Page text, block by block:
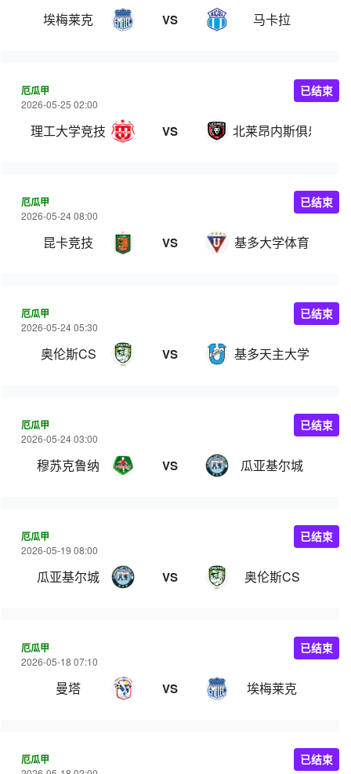
埃梅莱克 VS 马卡拉
厄瓜甲
2026-05-25 02:00
理工大学竞技 VS 北莱昂内斯俱乐部
已结束
厄瓜甲
2026-05-24 08:00
昆卡竞技 VS 基多大学体育
已结束
厄瓜甲
2026-05-24 05:30
奥伦斯CS VS 基多天主大学
已结束
厄瓜甲
2026-05-24 03:00
穆苏克鲁纳 VS 瓜亚基尔城
已结束
厄瓜甲
2026-05-19 08:00
瓜亚基尔城 VS 奥伦斯CS
已结束
厄瓜甲
2026-05-18 07:10
曼塔 VS 埃梅莱克
已结束
厄瓜甲 已结束